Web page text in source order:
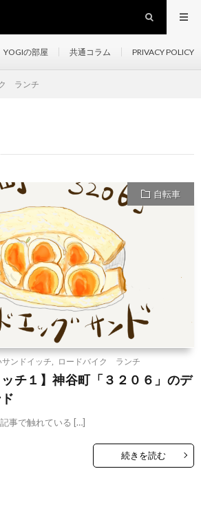
YOGIの部屋 共通コラム PRIVACY POLICY
ランチ
自転車
サンドイッチ ロードバイク ランチ
ッチ１】神谷町「３２０６」のデ
事で触れている […]
続きを読む